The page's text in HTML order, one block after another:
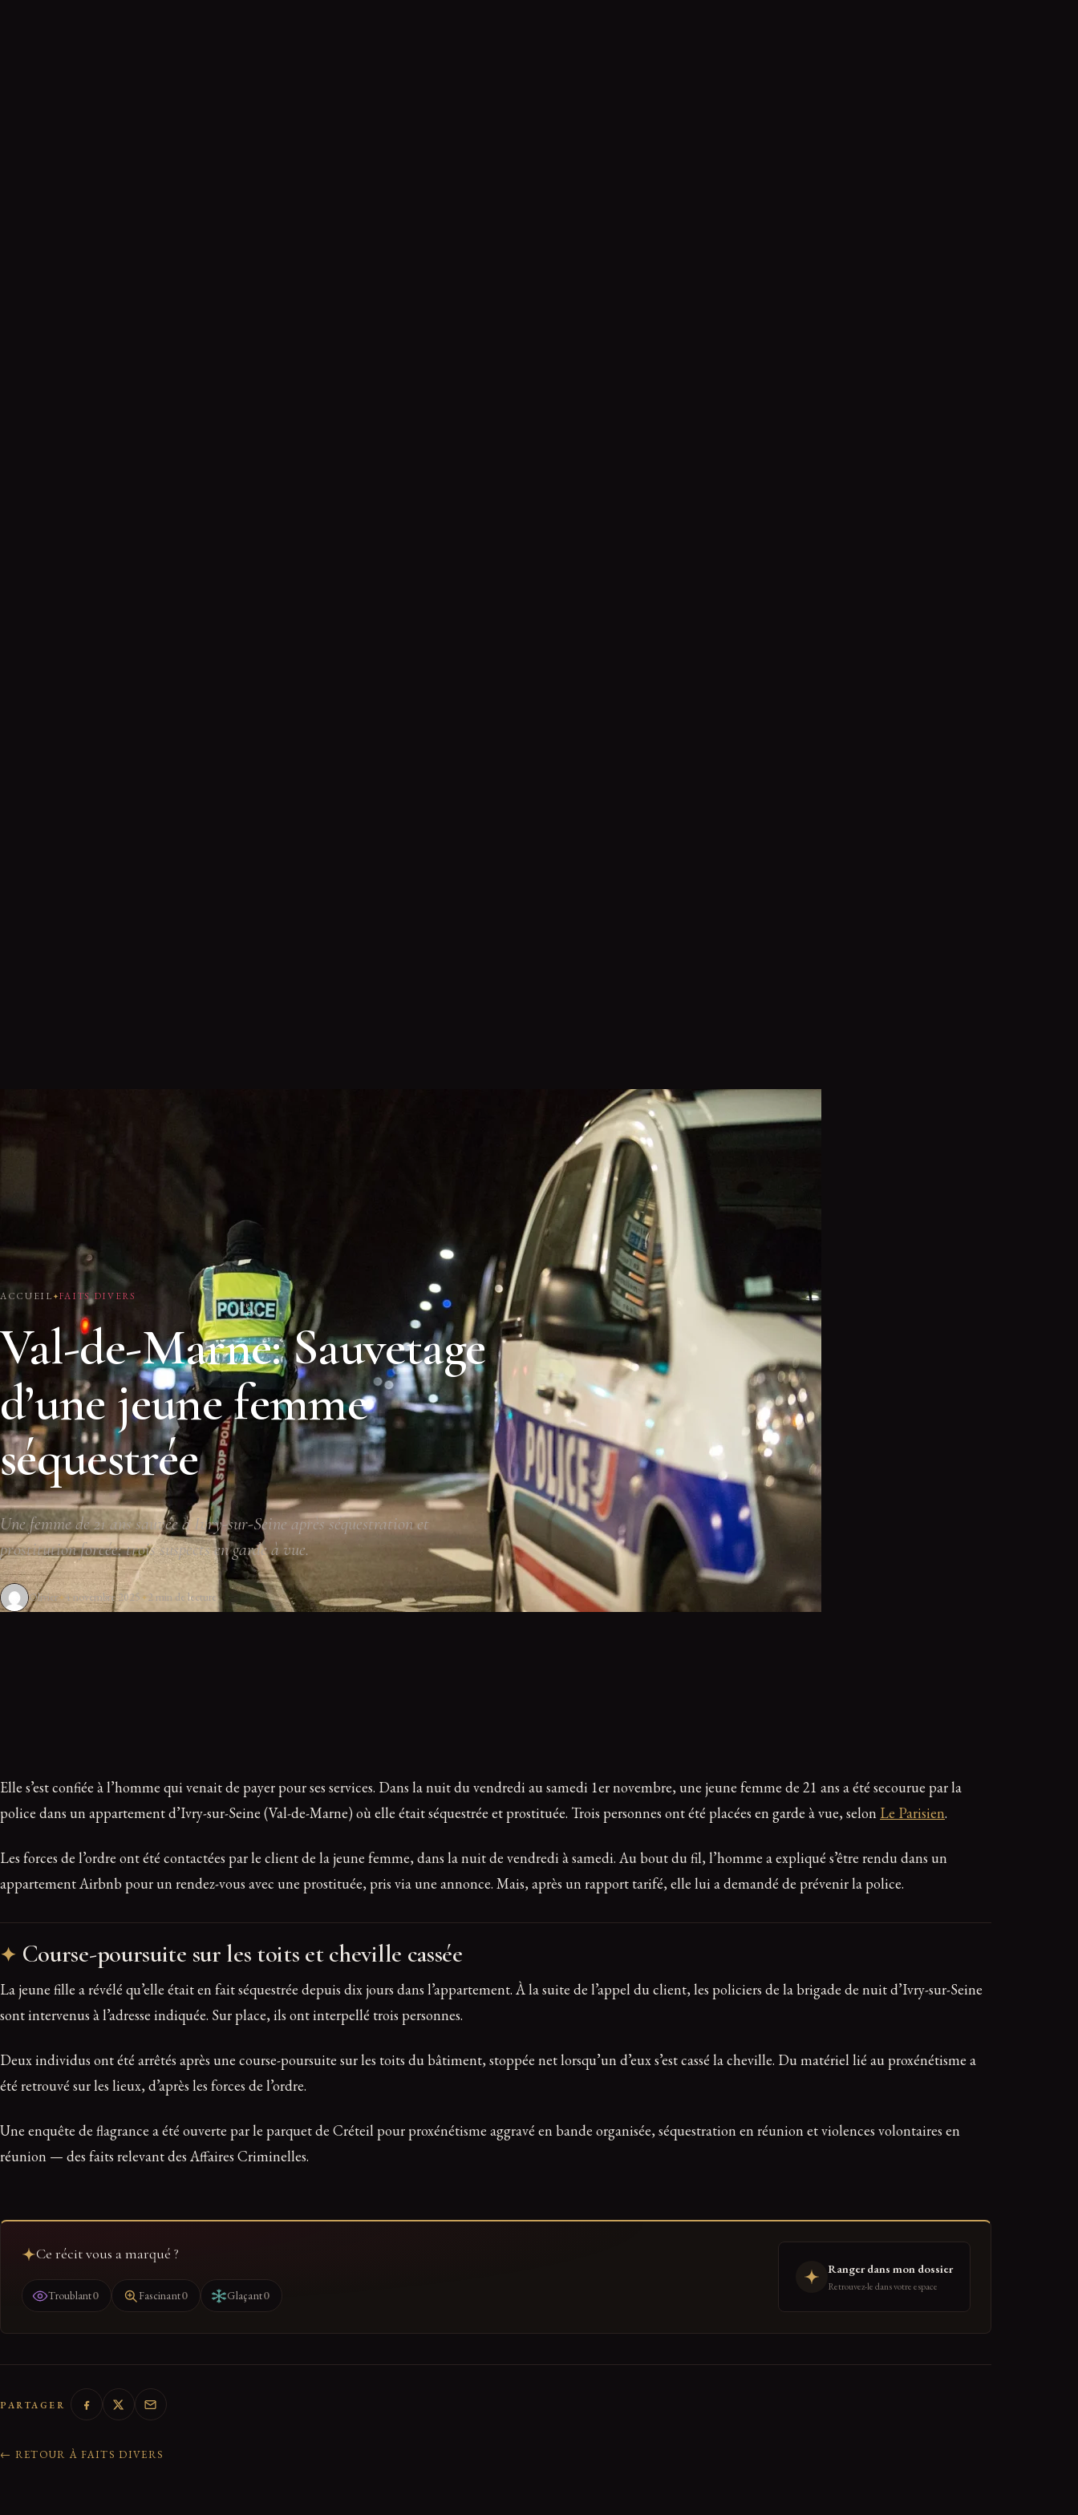
ACCUEIL FAITS DIVERS
Val-de-Marne: Sauvetage
d’une jeune femme
séquestrée
Une femme de 21 ans sauvée à Ivry-sur-Seine après séquestration et
prostitution forcée; trois suspects en garde à vue.
Olivier 4 novembre 2025 2 min de lecture
Elle s’est confiée à l’homme qui venait de payer pour ses services. Dans la nuit du vendredi au samedi 1er novembre, une jeune femme de 21 ans a été secourue par la
police dans un appartement d’Ivry-sur-Seine (Val-de-Marne) où elle était séquestrée et prostituée. Trois personnes ont été placées en garde à vue, selon Le Parisien.
Les forces de l’ordre ont été contactées par le client de la jeune femme, dans la nuit de vendredi à samedi. Au bout du fil, l’homme a expliqué s’être rendu dans un
appartement Airbnb pour un rendez-vous avec une prostituée, pris via une annonce. Mais, après un rapport tarifé, elle lui a demandé de prévenir la police.
Course-poursuite sur les toits et cheville cassée
La jeune fille a révélé qu’elle était en fait séquestrée depuis dix jours dans l’appartement. À la suite de l’appel du client, les policiers de la brigade de nuit d’Ivry-sur-Seine
sont intervenus à l’adresse indiquée. Sur place, ils ont interpellé trois personnes.
Deux individus ont été arrêtés après une course-poursuite sur les toits du bâtiment, stoppée net lorsqu’un d’eux s’est cassé la cheville. Du matériel lié au proxénétisme a
été retrouvé sur les lieux, d’après les forces de l’ordre.
Une enquête de flagrance a été ouverte par le parquet de Créteil pour proxénétisme aggravé en bande organisée, séquestration en réunion et violences volontaires en
réunion — des faits relevant des Affaires Criminelles.
Ce récit vous a marqué ?
Troublant0 Fascinant0 Glaçant0
Ranger dans mon dossier
Retrouvez-le dans votre espace
PARTAGER
← RETOUR À FAITS DIVERS